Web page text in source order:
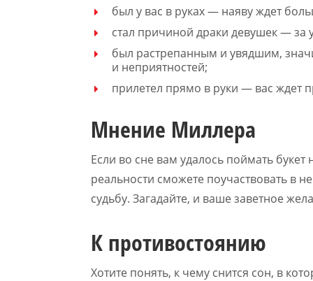
был у вас в руках — наяву ждет
стал причиной драки девушек — за
был растрепанным и увядшим,
и неприятностей;
прилетел прямо в руки — вас ждет
Мнение Миллера
Если во сне вам удалось поймать
реальности сможете поучаствовать в
судьбу. Загадайте, и ваше заветное
К противостоянию
Хотите понять, к чему снится сон, в